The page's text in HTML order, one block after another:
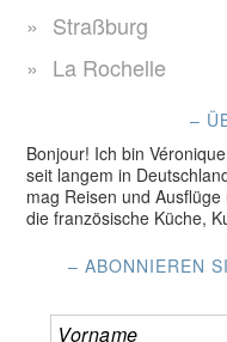
Straßburg
La Rochelle
–
Bonjour! Ich bin
seit langem in
mag Reisen und
die französische Küche,
– ABONNIEREN